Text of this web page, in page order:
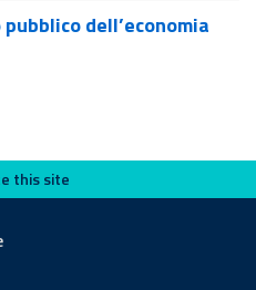
dell’economia
this site